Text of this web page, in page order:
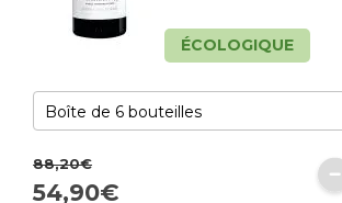
ÉCOLOGIQUE
88,20€
54,90€